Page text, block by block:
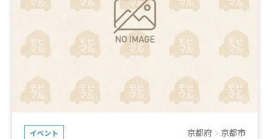
イベント 京都府 京都市